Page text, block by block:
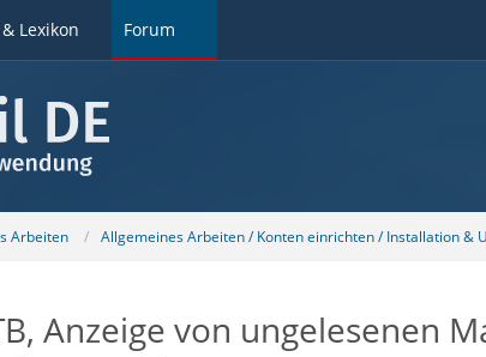
Lexikon Forum
Arbeiten Allgemeines Arbeiten / Konten einrichten / Installation &
Anzeige von ungelesenen